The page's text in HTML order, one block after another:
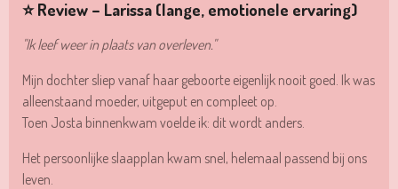
⭐ Review – Larissa (lange, emotionele ervaring)
"Ik leef weer in plaats van overleven."
Mijn dochter sliep vanaf haar geboorte eigenlijk nooit goed. Ik was
alleenstaand moeder, uitgeput en compleet op.
Toen Josta binnenkwam voelde ik: dit wordt anders.
Het persoonlijke slaapplan kwam snel, helemaal passend bij ons
leven.